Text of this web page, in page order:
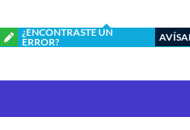
¿ENCONTRASTE UN
ERROR?